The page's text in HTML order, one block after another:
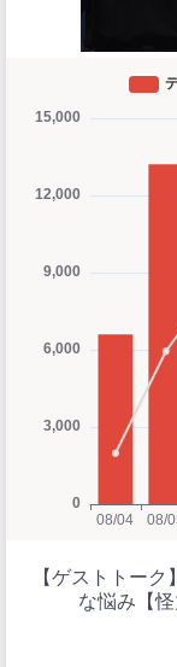
【ゲストトー
な悩み【